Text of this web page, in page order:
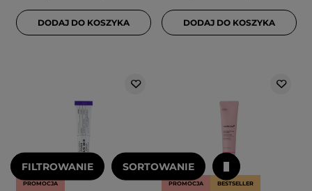
DODAJ DO KOSZYKA DODAJ DO KOSZYKA
PROMOCJA PROMOCJA BESTSELLER
FILTROWANIE SORTOWANIE